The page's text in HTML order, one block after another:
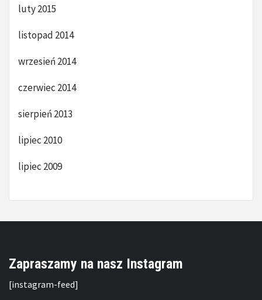
luty 2015
listopad 2014
wrzesień 2014
czerwiec 2014
sierpień 2013
lipiec 2010
lipiec 2009
Zapraszamy na nasz Instagram
[instagram-feed]